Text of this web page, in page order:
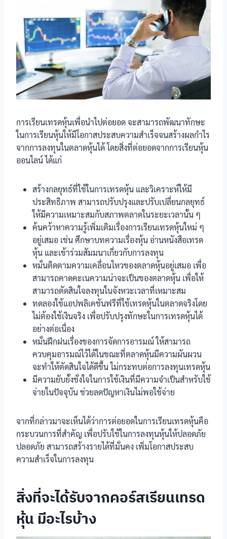
การเรียนเทรดหุ้นเพื่อนำไปต่อยอด จะสามารถพัฒนาทักษะ
ในการเรียนหุ้นให้มีโอกาสประสบความสำเร็จจนสร้างผลกำไร
จากการลงทุนในตลาดหุ้นได้ โดยสิ่งที่ต่อยอดจากการเรียนหุ้น
ออนไลน์ ได้แก่
สร้างกลยุทธ์ที่ใช้ในการเทรดหุ้น และวิเคราะห์ให้มี
ประสิทธิภาพ สามารถปรับปรุงและปรับเปลี่ยนกลยุทธ์
ให้มีความเหมาะสมกับสภาพตลาดในระยะเวลานั้น ๆ
ค้นคว้าหาความรู้เพิ่มเติมเรื่องการเรียนเทรดหุ้นใหม่ ๆ
อยู่เสมอ เช่น ศึกษาบทความเรื่องหุ้น อ่านหนังสือเทรด
หุ้น และเข้าร่วมสัมมนาเกี่ยวกับการลงทุน
หมั่นติดตามความเคลื่อนไหวของตลาดหุ้นอยู่เสมอ เพื่อ
สามารถคาดคะเนความน่าจะเป็นของตลาดหุ้น เพื่อให้
สามารถตัดสินใจลงทุนในจังหวะเวลาที่เหมาะสม
ทดลองใช้แอปพลิเคชันฟรีที่ใช้เทรดหุ้นในตลาดจริงโดย
ไม่ต้องใช้เงินจริง เพื่อปรับปรุงทักษะในการเทรดหุ้นได้
อย่างต่อเนื่อง
หมั่นฝึกฝนเรื่องของการจัดการอารมณ์ ให้สามารถ
ควบคุมอารมณ์ไว้ได้ในขณะที่ตลาดหุ้นมีความผันผวน
จะทำให้ตัดสินใจได้ดีขึ้น ไม่กระทบต่อการลงทุนเทรดหุ้น
มีความยับยั้งชั่งใจในการใช้เงินที่มีความจำเป็นสำหรับใช้
จ่ายในปัจจุบัน ช่วยลดปัญหาเงินไม่พอใช้จ่าย
จากที่กล่าวมาจะเห็นได้ว่าการต่อยอดในการเรียนเทรดหุ้นคือ
กระบวนการที่สำคัญ เพื่อปรับใช้ในการลงทุนหุ้นให้ปลอดภัย
ปลอดภัย สามารถสร้างรายได้ที่มั่นคง เพิ่มโอกาสประสบ
ความสำเร็จในการลงทุน
สิ่งที่จะได้รับจากคอร์สเรียนเทรด
หุ้น มีอะไรบ้าง